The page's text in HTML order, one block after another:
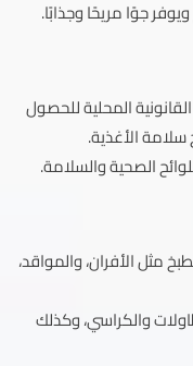
جوًا مريحًا وجذابًا.
المحلية للحصول
الأغذية.
الصحية والسلامة.
مثل الأفران، والمواقد،
والكراسي، وكذلك